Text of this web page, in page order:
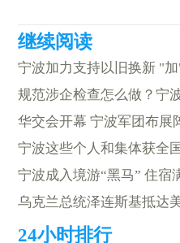
宁波加力支持以旧换新 "
规范涉企检查怎么做？宁
华交会开幕 宁波军团布展
宁波这些个人和集体获全
宁波成入境游“黑马” 住宿
乌克兰总统泽连斯基抵达